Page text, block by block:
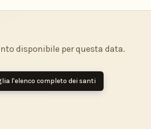
disponibile per questa data.
l'elenco completo dei santi